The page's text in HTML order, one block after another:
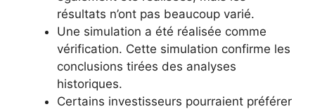
résultats n’ont pas beaucoup varié.
Une simulation a été réalisée comme
vérification. Cette simulation confirme les
conclusions tirées des analyses
historiques.
Certains investisseurs pourraient préférer